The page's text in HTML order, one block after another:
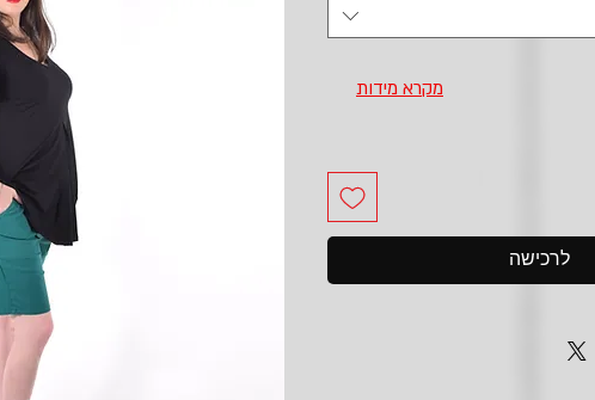
לרכישה
מקרא מידות